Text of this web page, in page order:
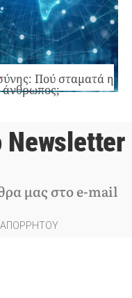
Πού σταματά η
άνθρωπος;
Newsletter
μας στο e-mail
ΑΠΟΡΡΗΤΟΥ